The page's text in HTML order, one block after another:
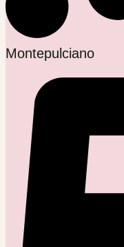
Montepulciano